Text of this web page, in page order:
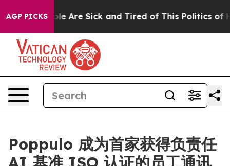
AGP PICKS
“People Are Sick and Tired of This Politics of
Poppulo 成为首家获得负责任